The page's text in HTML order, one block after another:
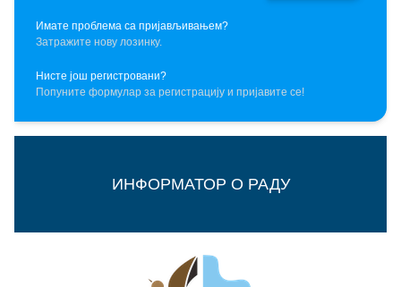
Имате проблема са пријављивањем?
Затражите нову лозинку.
Нисте још регистровани?
Попуните формулар за регистрацију и пријавите се!
ИНФОРМАТОР О РАДУ